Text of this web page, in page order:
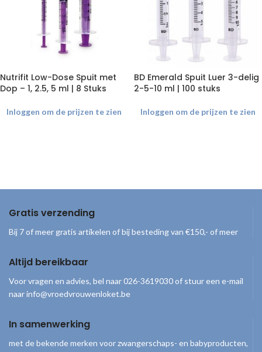
Nutrifit Low-Dose Spuit met
Dop – 1, 2.5, 5 ml | 8 Stuks
Inloggen om de prijzen te zien
BD Emerald Spuit Luer 3-delig
2-5-10 ml | 100 stuks
Inloggen om de prijzen te zien
Gratis verzending
Bij 7 of meer gratis artikelen of bij besteding van €150,- of meer
Altijd bereikbaar
Voor vragen en advies, bel naar 026-3619030 of stuur een e-mail
naar info@vroedvrouwenloket.be
In samenwerking
met de bekende merken voor zwangerschaps- en babyproducten,